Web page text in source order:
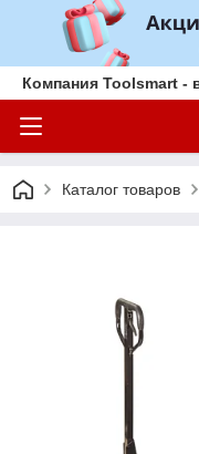
Компания Toolsmart -
Каталог товаров